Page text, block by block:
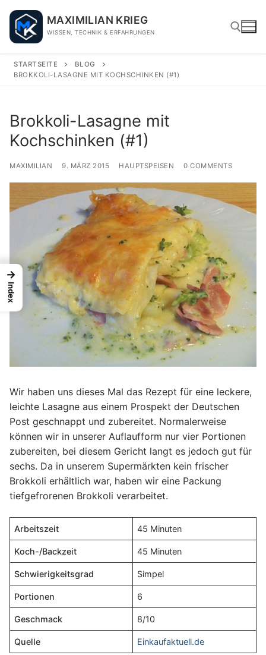
content
MAXIMILIAN KRIEG
WISSEN, TECHNIK & ERFAHRUNGEN
Search for:
STARTSEITE
BLOG
BROKKOLI-LASAGNE MIT KOCHSCHINKEN (#1)
Brokkoli-Lasagne mit
Kochschinken (#1)
MAXIMILIAN 9. MÄRZ 2015 HAUPTSPEISEN 0 COMMENTS
Wir haben uns dieses Mal das Rezept für eine leckere,
leichte Lasagne aus einem Prospekt der Deutschen
Post geschnappt und zubereitet. Normalerweise
können wir in unserer Auflaufform nur vier Portionen
zubereiten, bei diesem Gericht langt es jedoch gut für
sechs. Da in unserem Supermärkten kein frischer
Brokkoli erhältlich war, haben wir eine Packung
tiefgefrorenen Brokkoli verarbeitet.
Arbeitszeit 45 Minuten
Koch-/Backzeit 45 Minuten
Schwierigkeitsgrad Simpel
Portionen 6
Geschmack 8/10
Quelle Einkaufaktuell.de
→
Index